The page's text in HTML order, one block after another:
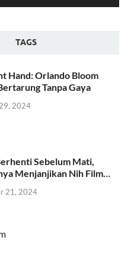
TAGS
Hand: Orlando Bloom
Tanpa Gaya
2024
Sebelum Mati,
Menjanjikan Nih Film…
21, 2024